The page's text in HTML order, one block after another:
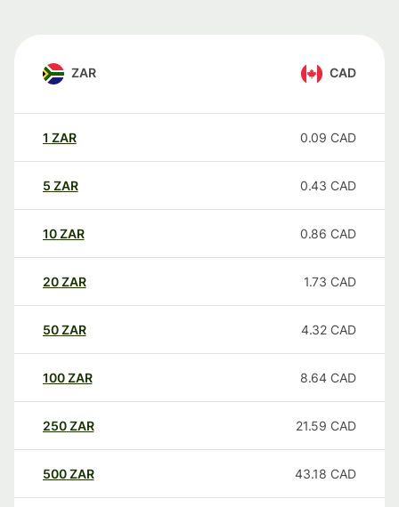
ZAR CAD
1 ZAR 0.09 CAD
5 ZAR 0.43 CAD
10ZAR 0.86 CAD
20ZAR 1.73 CAD
50ZAR 4.32 CAD
100ZAR 8.64 CAD
250ZAR 21.59 CAD
500ZAR 43.18 CAD